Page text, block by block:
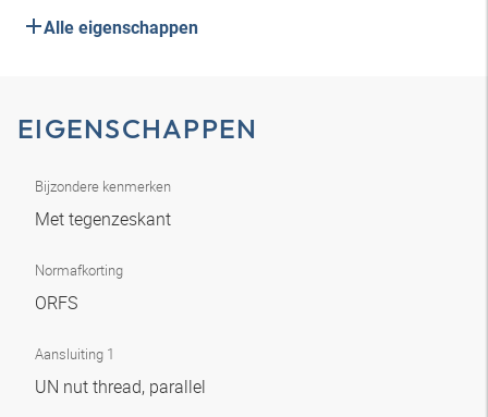
Alle eigenschappen
EIGENSCHAPPEN
Bijzondere kenmerken
Met tegenzeskant
Normafkorting
ORFS
Aansluiting 1
UN nut thread, parallel